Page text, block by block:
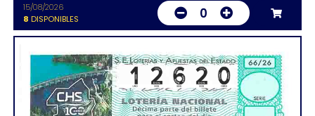
15/08/2026
8 DISPONIBLES 0